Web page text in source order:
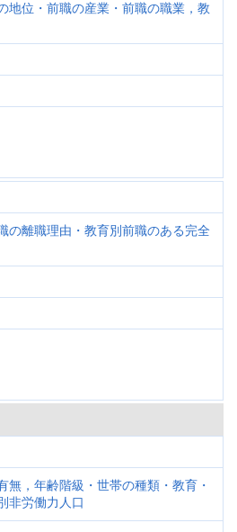
地位・前職の産業・前職の職業，教
の離職理由・教育別前職のある完全
無，年齢階級・世帯の種類・教育・
非労働力人口